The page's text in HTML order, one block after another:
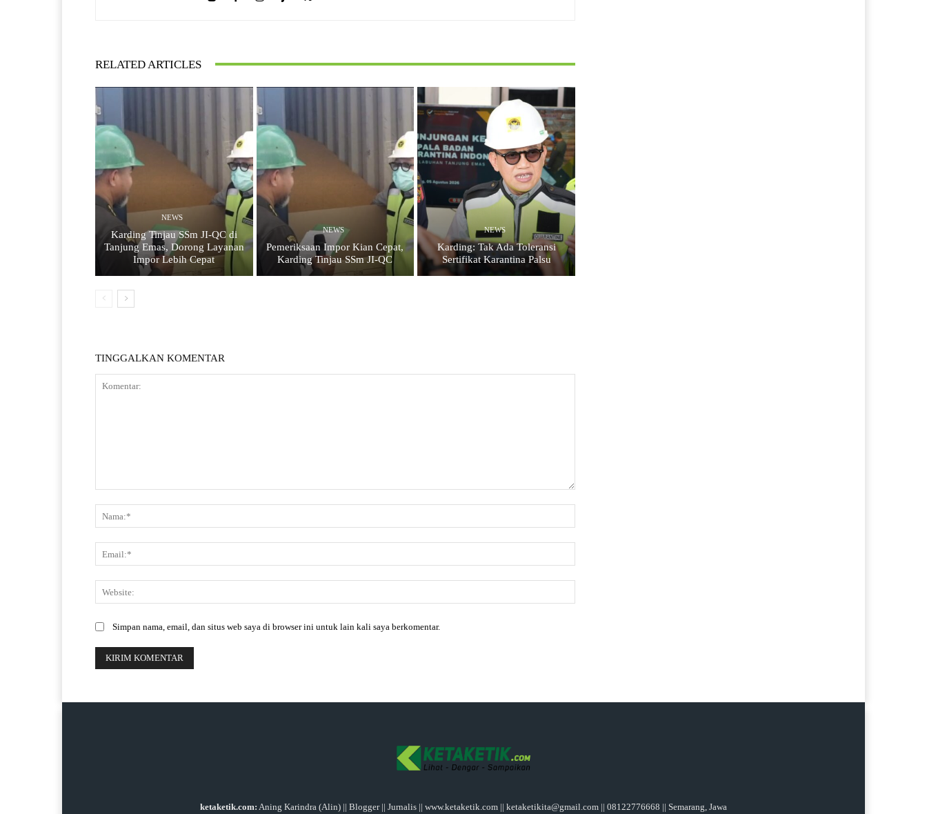
RELATED ARTICLES
NEWS
Karding Tinjau SSm JI-QC di
Tanjung Emas, Dorong Layanan
Impor Lebih Cepat
NEWS
Pemeriksaan Impor Kian Cepat,
Karding Tinjau SSm JI-QC
NEWS
Karding: Tak Ada Toleransi
Sertifikat Karantina Palsu
TINGGALKAN KOMENTAR
Simpan nama, email, dan situs web saya di browser ini untuk lain kali saya berkomentar.
ketaketik.com: Aning Karindra (Alin) || Blogger || Jurnalis || www.ketaketik.com || ketaketikita@gmail.com || 08122776668 || Semarang, Jawa